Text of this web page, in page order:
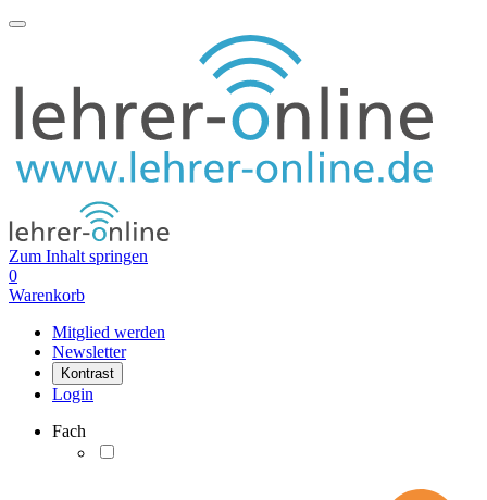
Zum Inhalt springen
0
Warenkorb
Mitglied werden
Newsletter
Kontrast
Login
Fach